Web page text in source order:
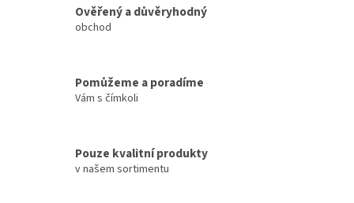
á
p
y
v
Ověřený a důvěryhodný
obchod
Pomůžeme a poradíme
Vám s čímkoli
Pouze kvalitní produkty
v našem sortimentu